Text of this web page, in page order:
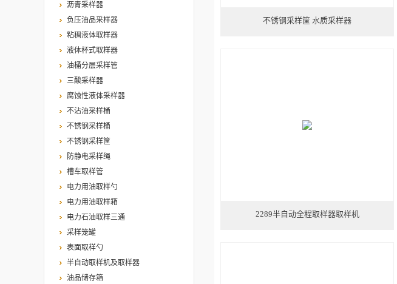
沥青采样器
负压油品采样器
粘稠液体取样器
液体杯式取样器
油桶分层采样管
三酸采样器
腐蚀性液体采样器
不沾油采样桶
不锈钢采样桶
不锈钢采样筐
防静电采样绳
槽车取样管
电力用油取样勺
电力用油取样箱
电力石油取样三通
采样笼罐
表面取样勺
半自动取样机及取样器
油品储存箱
不锈钢采样筐 水质采样器
2289半自动全程取样器取样机